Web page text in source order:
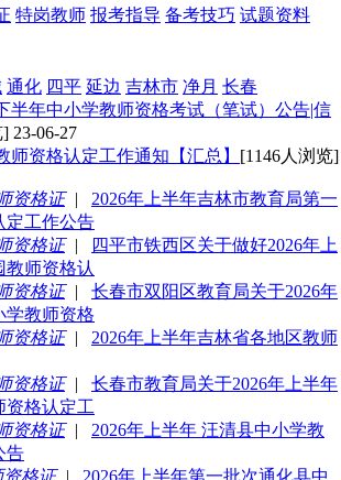
特岗教师 报考指导 备考技巧 试题资料
通化 四平 延边 吉林市 净月 长春
半年中小学教师资格考试（笔试）公告|信
23-06-27
师资格认定工作通知【汇总】 [1146人浏览]
资格证|
2026年上半年吉林市教育局第一
定工作公告
资格证|
四平市铁西区关于做好2026年上
教师资格认
资格证|
长春市双阳区教育局关于2026年
学教师资格
资格证|
2026年上半年吉林省各地区教师
资格证|
长春市教育局关于2026年上半年
资格认定工
资格证|
2026年上半年 汪清县中小学教
告
资格证|
2026年上半年第一批次通化县中